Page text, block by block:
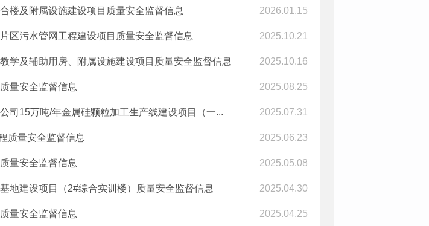
楼及附属设施建设项目质量安全监督信息 2026.01.15
区污水管网工程建设项目质量安全监督信息 2025.10.21
学及辅助用房、附属设施建设项目质量安全监督信息 2025.10.16
量安全监督信息 2025.08.25
司15万吨/年金属硅颗粒加工生产线建设项目（一... 2025.07.31
质量安全监督信息 2025.06.23
量安全监督信息 2025.05.08
地建设项目（2#综合实训楼）质量安全监督信息 2025.04.30
量安全监督信息 2025.04.25